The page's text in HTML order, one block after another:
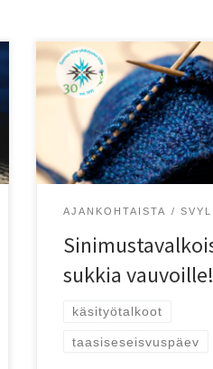
Viro ja SVYL 30 -
Neulotaan
villasukat Viro-seurojen
paikkakunnilla 20.8.
vauvoille!
AJANKOHTAISTA
sukkia vauvoille!
käsityötalkoot
taasiseseisvuspäev